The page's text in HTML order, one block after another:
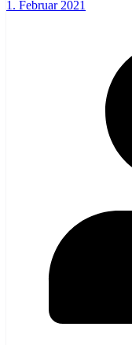
1. Februar 2021